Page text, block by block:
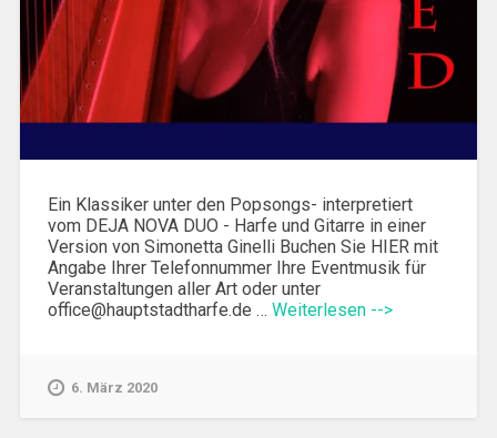
Ein Klassiker unter den Popsongs- interpretiert
vom DEJA NOVA DUO - Harfe und Gitarre in einer
Version von Simonetta Ginelli Buchen Sie HIER mit
Angabe Ihrer Telefonnummer Ihre Eventmusik für
Veranstaltungen aller Art oder unter
office@hauptstadtharfe.de … Weiterlesen -->
6. März 2020